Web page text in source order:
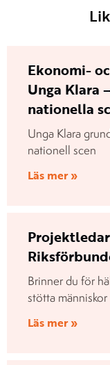
Ekonomi-
Unga Klara
nationella
Unga Klara
nationell scen
Läs mer »
Brinner du för
stötta människor
Läs mer »